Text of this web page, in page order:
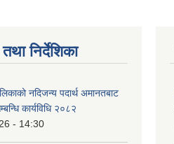
निर्देशिका
नदिजन्य पदार्थ अमानतबाट
कार्यविधि २०८२
- 14:30